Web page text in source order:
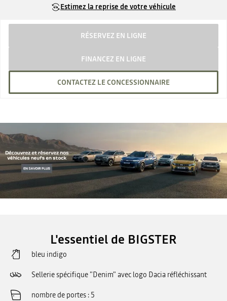
Estimez la reprise de votre véhicule
RÉSERVEZ EN LIGNE
FINANCEZ EN LIGNE
CONTACTEZ LE CONCESSIONNAIRE
L'essentiel de BIGSTER
bleu indigo
Sellerie spécifique "Denim" avec logo Dacia réfléchissant
nombre de portes 5